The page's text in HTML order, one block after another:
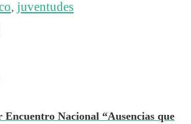
, juventudes
Nacional “Ausencias que